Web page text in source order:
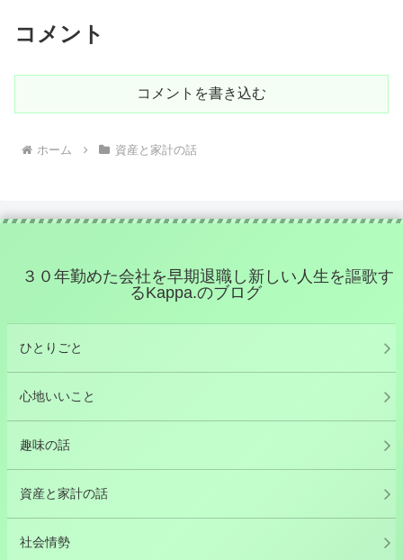
コメント
コメントを書き込む
ホーム 資産と家計の話
３０年勤めた会社を早期退職し新しい人生を謳歌す
るKappa.のブログ
ひとりごと
心地いいこと
趣味の話
資産と家計の話
社会情勢